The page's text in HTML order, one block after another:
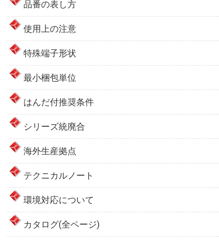
品番の表し方
使用上の注意
特殊端子形状
最小梱包単位
はんだ付推奨条件
シリーズ統廃合
海外生産拠点
テクニカルノート
環境対応について
カタログ(全ページ)